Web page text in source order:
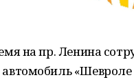
на пр. Ленина
«Шевроле